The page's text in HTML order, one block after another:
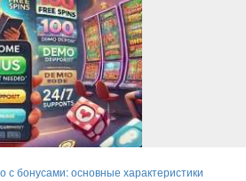
с бонусами: основные характеристики